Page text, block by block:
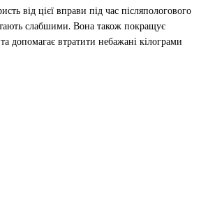
від цієї вправи під час післяпологового
слабшими. Вона також покращує
допомагає втратити небажані кілограми